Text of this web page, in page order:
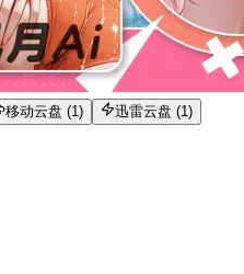
移动云盘 (1)
迅雷云盘 (1)